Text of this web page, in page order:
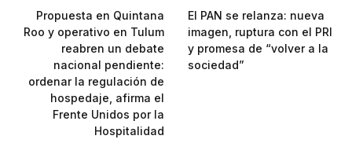
Propuesta en Quintana
Roo y operativo en Tulum
reabren un debate
nacional pendiente:
ordenar la regulación de
hospedaje, afirma el
Frente Unidos por la
Hospitalidad
El PAN se relanza: nueva
imagen, ruptura con el PRI
y promesa de “volver a la
sociedad”